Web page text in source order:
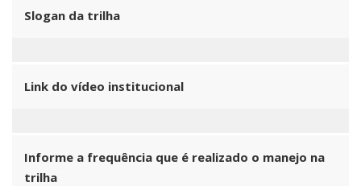
Slogan da trilha
Link do vídeo institucional
Informe a frequência que é realizado o manejo na
trilha